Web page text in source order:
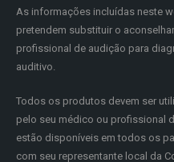
As informações incluídas neste
pretendem substituir o
profissional de audição para
auditivo.
Todos os produtos devem ser
pelo seu médico ou profissional
estão disponíveis em todos os
com seu representante local da